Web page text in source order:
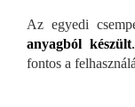
Az egyedi
anyagból készült.
fontos a